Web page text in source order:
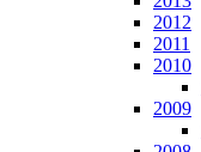
2012
2011
2010
2009